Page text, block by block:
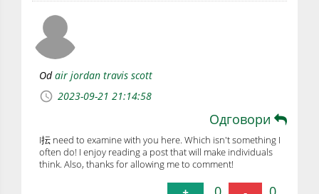
Odair jordan travis scott
2023-09-21 21:14:58
Одговори
I抎 need to examine with you here. Which isn't something I
often do! I enjoy reading a post that will make individuals
think. Also, thanks for allowing me to comment!